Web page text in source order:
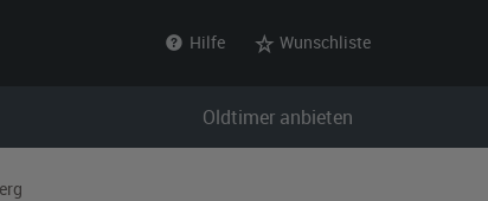
Hilfe Wunschliste
Oldtimer anbieten